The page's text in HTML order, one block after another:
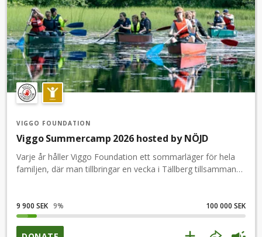
VIGGO FOUNDATION
Viggo Summercamp 2026 hosted by NÖJD
Varje år håller Viggo Foundation ett sommarläger för hela
familjen, där man tillbringar en vecka i Tällberg tillsammans
skapar minnesvärda upplevelser. Genom en gåva till Viggo
Summercamp blir du en del av arbetet för ett mer
inkluderande samhälle. Tillsammans strävar vi för framtid
9 900 SEK 9% 100 000 SEK